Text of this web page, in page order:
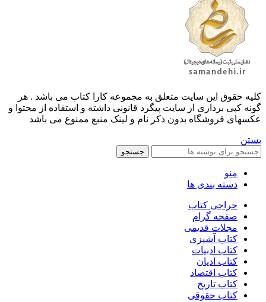
کليه حقوق اين سايت متعلق به مجموعه کارا کتاب می باشد . هر
گونه کپی برداری از سایت پیگرد قانونی داشته و استفاده از محتوا و
عکسهای فروشگاه بدون ذکر نام و لینک منبع ممنوع می باشد
بستن
جستجو
منو
دسته بندی ها
حراجی کتاب
صفحه گرام
مجلات قدیمی
کتاب آشپزی
کتاب ادبیات
کتاب ادیان
کتاب اقتصاد
کتاب تاریخ
کتاب حقوقی